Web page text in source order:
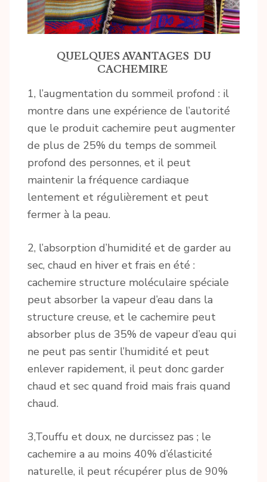
QUELQUES AVANTAGES DU
CACHEMIRE
1, l’augmentation du sommeil profond : il
montre dans une expérience de l’autorité
que le produit cachemire peut augmenter
de plus de 25% du temps de sommeil
profond des personnes, et il peut
maintenir la fréquence cardiaque
lentement et régulièrement et peut
fermer à la peau.
2, l’absorption d’humidité et de garder au
sec, chaud en hiver et frais en été :
cachemire structure moléculaire spéciale
peut absorber la vapeur d’eau dans la
structure creuse, et le cachemire peut
absorber plus de 35% de vapeur d’eau qui
ne peut pas sentir l’humidité et peut
enlever rapidement, il peut donc garder
chaud et sec quand froid mais frais quand
chaud.
3,Touffu et doux, ne durcissez pas ; le
cachemire a au moins 40% d’élasticité
naturelle, il peut récupérer plus de 90%